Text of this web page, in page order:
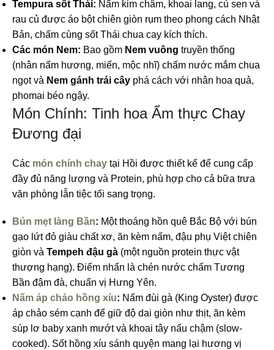
Tempura sốt Thái: Nấm kim châm, khoai lang, củ sen và
rau củ được áo bột chiên giòn rụm theo phong cách Nhật
Bản, chấm cùng sốt Thái chua cay kích thích.
Các món Nem: Bao gồm Nem vuông truyền thống
(nhân nấm hương, miến, mộc nhĩ) chấm nước mắm chua
ngọt và Nem gánh trái cây phá cách với nhân hoa quả,
phomai béo ngậy.
Món Chính: Tinh hoa Ẩm thực Chay
Đương đại
Các món chính chay tại Hồi được thiết kế để cung cấp
đầy đủ năng lượng và Protein, phù hợp cho cả bữa trưa
văn phòng lẫn tiệc tối sang trọng.
Bún mẹt làng Bần: Một thoáng hồn quê Bắc Bộ với bún
gạo lứt đỏ giàu chất xơ, ăn kèm nấm, đậu phụ Việt chiên
giòn và Tempeh đậu gà (một nguồn protein thực vật
thượng hạng). Điểm nhấn là chén nước chấm Tương
Bần đậm đà, chuẩn vị Hưng Yên.
Nấm áp chảo hồng xíu: Nấm đùi gà (King Oyster) được
áp chảo sém cạnh để giữ độ dai giòn như thịt, ăn kèm
súp lơ baby xanh mướt và khoai tây nấu chậm (slow-
cooked). Sốt hồng xíu sánh quyện mang lại hương vị